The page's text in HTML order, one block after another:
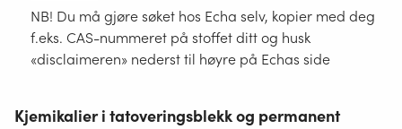
NB! Du må gjøre søket hos Echa selv, kopier med deg
f.eks. CAS-nummeret på stoffet ditt og husk
«disclaimeren» nederst til høyre på Echas side
Kjemikalier i tatoveringsblekk og permanent